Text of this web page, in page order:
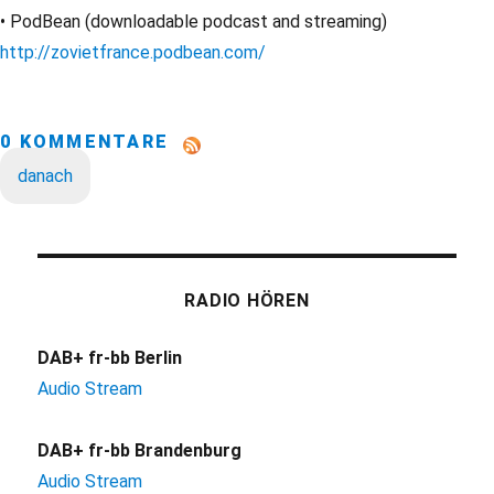
• PodBean (downloadable podcast and streaming)
http://zovietfrance.podbean.com/
0 KOMMENTARE
danach
RADIO HÖREN
DAB+ fr-bb Berlin
Audio Stream
DAB+ fr-bb Brandenburg
Audio Stream